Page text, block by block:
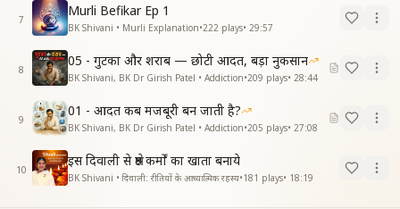
7
Murli Befikar Ep 1
BK Shivani • Murli Explanation•222 plays• 29:57
8
05 - गुटका और शराब — छोटी आदत, बड़ा नुकसान
BK Shivani, BK Dr Girish Patel • Addiction•209 plays• 28:44
9
01 - आदत कब मजबूरी बन जाती है?
BK Shivani, BK Dr Girish Patel • Addiction•205 plays• 27:08
10
इस दिवाली से श्रेष्ठ कर्मों का खाता बनाये
BK Shivani • दिवाली: रीतियों के आध्यात्मिक रहस्य•181 plays• 18:19